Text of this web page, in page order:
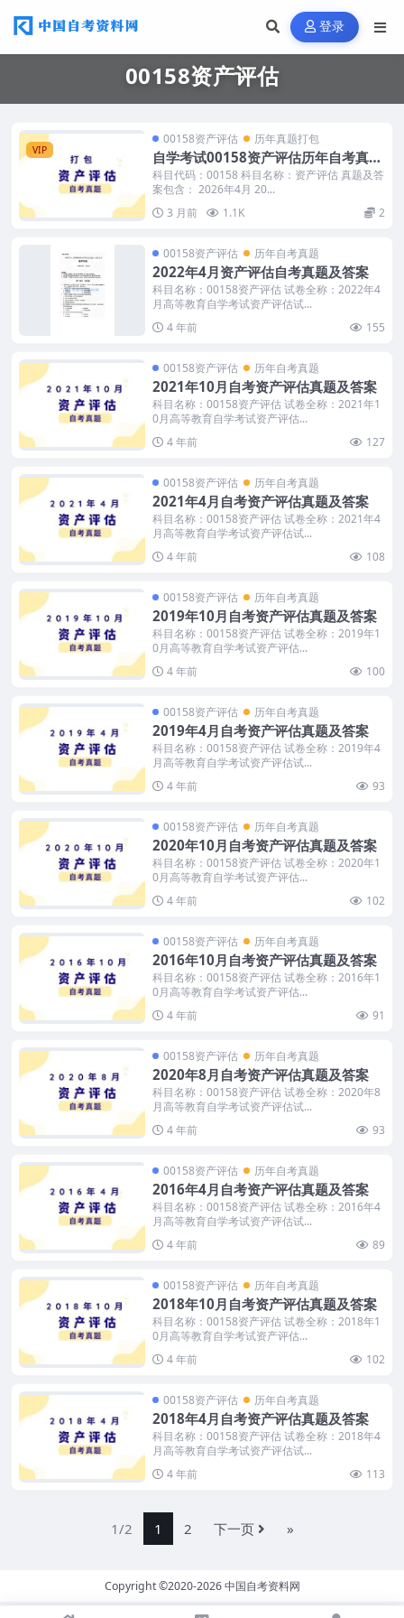
登录
00158资产评估
VIP
00158资产评估 历年真题打包
自学考试00158资产评估历年自考真题
及答案
科目代码：00158 科目名称：资产评估 真题及答
案包含： 2026年4月 20...
3 月前
1.1K 2
00158资产评估 历年自考真题
2022年4月资产评估自考真题及答案
科目名称：00158资产评估 试卷全称：2022年4
月高等教育自学考试资产评估试...
4 年前
155
00158资产评估 历年自考真题
2021年10月自考资产评估真题及答案
科目名称：00158资产评估 试卷全称：2021年1
0月高等教育自学考试资产评估...
4 年前
127
00158资产评估 历年自考真题
2021年4月自考资产评估真题及答案
科目名称：00158资产评估 试卷全称：2021年4
月高等教育自学考试资产评估试...
4 年前
108
00158资产评估 历年自考真题
2019年10月自考资产评估真题及答案
科目名称：00158资产评估 试卷全称：2019年1
0月高等教育自学考试资产评估...
4 年前
100
00158资产评估 历年自考真题
2019年4月自考资产评估真题及答案
科目名称：00158资产评估 试卷全称：2019年4
月高等教育自学考试资产评估试...
4 年前
93
00158资产评估 历年自考真题
2020年10月自考资产评估真题及答案
科目名称：00158资产评估 试卷全称：2020年1
0月高等教育自学考试资产评估...
4 年前
102
00158资产评估 历年自考真题
2016年10月自考资产评估真题及答案
科目名称：00158资产评估 试卷全称：2016年1
0月高等教育自学考试资产评估...
4 年前
91
00158资产评估 历年自考真题
2020年8月自考资产评估真题及答案
科目名称：00158资产评估 试卷全称：2020年8
月高等教育自学考试资产评估试...
4 年前
93
00158资产评估 历年自考真题
2016年4月自考资产评估真题及答案
科目名称：00158资产评估 试卷全称：2016年4
月高等教育自学考试资产评估试...
4 年前
89
00158资产评估 历年自考真题
2018年10月自考资产评估真题及答案
科目名称：00158资产评估 试卷全称：2018年1
0月高等教育自学考试资产评估...
4 年前
102
00158资产评估 历年自考真题
2018年4月自考资产评估真题及答案
科目名称：00158资产评估 试卷全称：2018年4
月高等教育自学考试资产评估试...
4 年前
113
1/2 1 2 下一页 »
Copyright ©2020-2026中国自考资料网